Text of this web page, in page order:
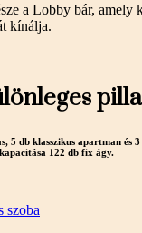
a Lobby bár, amely
kínálja.
5 db klasszikus apartman és
122 db fix ágy.
szoba